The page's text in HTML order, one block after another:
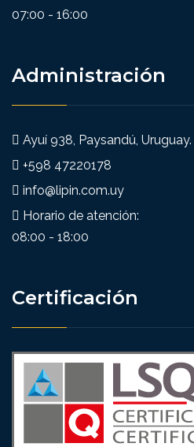
07:00 - 16:00
Administración
Ayuí 938, Paysandú, Uruguay.
+598 47220178
info@lipin.com.uy
Horario de atención:
08:00 - 18:00
Certificación